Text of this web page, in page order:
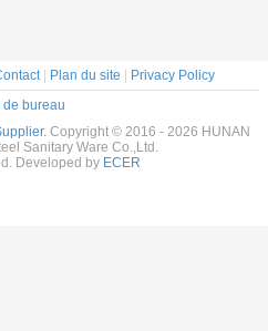
| Plan du site
Privacy Policy
de bureau
Copyright © 2016 - 2026 HUNAN
Sanitary Ware Co.,Ltd.
Developed by ECER